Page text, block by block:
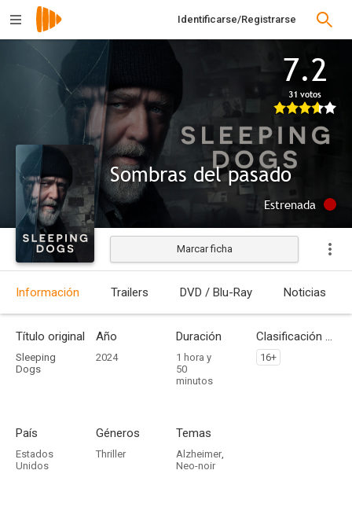
Identificarse/Registrarse
7.2
31 votos
Sombras del pasado
Estrenada
Marcar ficha
Información Trailers DVD / Blu-Ray Noticias
Título original
Sleeping
Dogs
Año
2024
Duración
1 hora y
50
minutos
Clasificación por edades
16+
País
Estados
Unidos
Géneros
Thriller
Temas
Alzheimer,
Neo-noir